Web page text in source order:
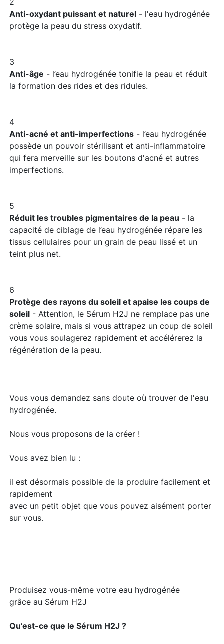
Anti-oxydant puissant et naturel - l'eau hydrogénée
protège la peau du stress oxydatif.
3
Anti-âge - l’eau hydrogénée tonifie la peau et réduit
la formation des rides et des ridules.
4
Anti-acné et anti-imperfections - l’eau hydrogénée
possède un pouvoir stérilisant et anti-inflammatoire
qui fera merveille sur les boutons d'acné et autres
imperfections.
5
Réduit les troubles pigmentaires de la peau - la
capacité de ciblage de l’eau hydrogénée répare les
tissus cellulaires pour un grain de peau lissé et un
teint plus net.
6
Protège des rayons du soleil et apaise les coups de
soleil - Attention, le Sérum H2J ne remplace pas une
crème solaire, mais si vous attrapez un coup de soleil
vous vous soulagerez rapidement et accélérerez la
régénération de la peau.
​Vous vous demandez sans doute où trouver de l'eau
hydrogénée.
Nous vous proposons de la créer !
Vous avez bien lu :
il est désormais possible de la produire facilement et
rapidement
avec un petit objet que vous pouvez aisément porter
sur vous.
Produisez vous-même votre eau hydrogénée
grâce au Sérum H2J
Qu’est-ce que le Sérum H2J ?